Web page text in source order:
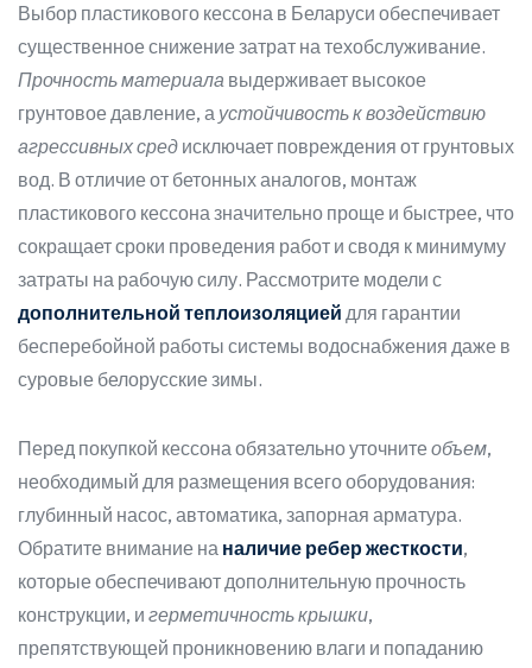
Выбор пластикового кессона в Беларуси обеспечивает
существенное снижение затрат на техобслуживание.
Прочность материала выдерживает высокое
грунтовое давление, а устойчивость к воздействию
агрессивных сред исключает повреждения от грунтовых
вод. В отличие от бетонных аналогов, монтаж
пластикового кессона значительно проще и быстрее, что
сокращает сроки проведения работ и сводя к минимуму
затраты на рабочую силу. Рассмотрите модели с
дополнительной теплоизоляцией для гарантии
бесперебойной работы системы водоснабжения даже в
суровые белорусские зимы.
Перед покупкой кессона обязательно уточнитеобъем,
необходимый для размещения всего оборудования:
глубинный насос, автоматика, запорная арматура.
Обратите внимание на наличие ребер жесткости,
которые обеспечивают дополнительную прочность
конструкции, и герметичность крышки,
препятствующей проникновению влаги и попаданию